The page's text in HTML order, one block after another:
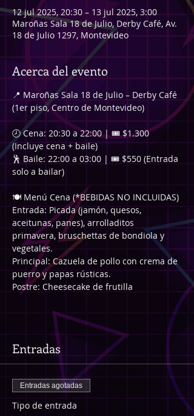
12 jul 2025, 20:30 – 13 jul 2025, 3:00
Maroñas Sala 18 de Julio, Derby Café, Av.
18 de Julio 1297, Montevideo
Acerca del evento
📍 Maroñas Sala 18 de Julio – Derby Café
(1er piso, Centro de Montevideo)
🕗 Cena: 20:30 a 22:00 | 🎟️ $1.300
(Incluye cena + baile)
🕺 Baile: 22:00 a 03:00 | 🎟️ $550 (Entrada
solo a bailar)
🍽️ Menú Cena (*BEBIDAS NO INCLUIDAS)
Entrada: Picada (jamón, quesos,
aceitunas, panes), arrolladitos
primavera, bruschettas de bondiola y
vegetales.
Principal: Cazuela de pollo con crema de
puerro y papas rústicas.
Postre: Cheesecake de frutilla
Entradas
Entradas agotadas
Tipo de entrada